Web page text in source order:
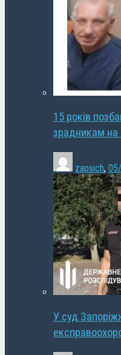
15 років
зрадникам на
zapsich,
У суд